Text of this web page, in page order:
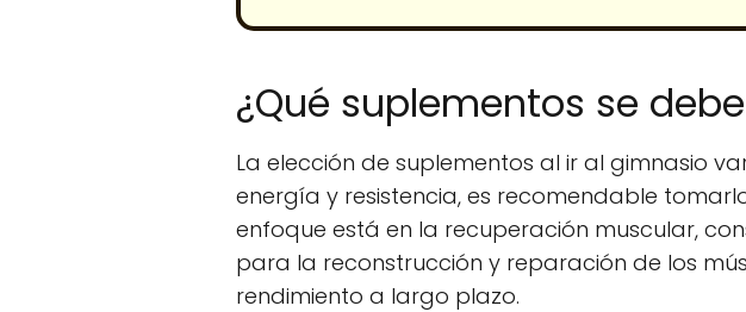
¿Qué suplementos se
La elección de suplementos al ir al gimnasio
energía y resistencia, es recomendable
enfoque está en la recuperación muscular,
para la reconstrucción y reparación de los
rendimiento a largo plazo.